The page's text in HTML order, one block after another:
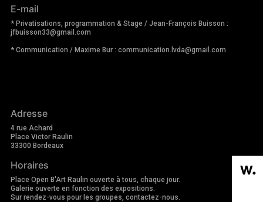
E-mail
* Privatisations, programmation & Stage / Jean-François Buisson :
jfbuisson33@gmail.com
* Communication / Maxime Bur : communication.lvda@gmail.com
Adresse
4 rue Achard
Place Victor Raulin
33300 Bordeaux
Horaires
Place Open B'Art Raulin ouverte à tous, chaque jour.
Galerie ouverte en fonction des expositions.
Sur rendez-vous pour les groupes, contactez-nous.